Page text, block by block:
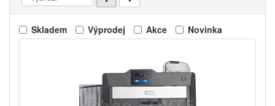
Skladem Výprodej Akce Novinka